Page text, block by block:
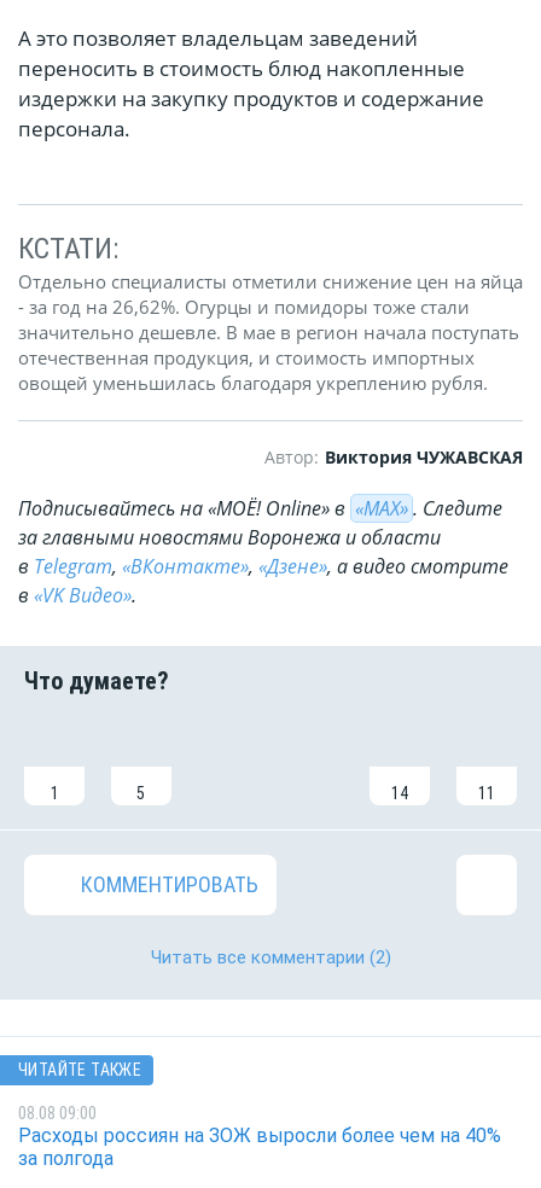
А это позволяет владельцам заведений
переносить в стоимость блюд накопленные
издержки на закупку продуктов и содержание
персонала.
КСТАТИ:
Отдельно специалисты отметили снижение цен на яйца
- за год на 26,62%. Огурцы и помидоры тоже стали
значительно дешевле. В мае в регион начала поступать
отечественная продукция, и стоимость импортных
овощей уменьшилась благодаря укреплению рубля.
Автор: Виктория ЧУЖАВСКАЯ
Подписывайтесь на «МОЁ! Online» в «МАХ». Cледите
за главными новостями Воронежа и области
в Telegram, «ВКонтакте», «Дзене», а видео смотрите
в «VK Видео».
1 5 14 11
КОММЕНТИРОВАТЬ
Читать все комментарии (2)
ЧИТАЙТЕ ТАКЖЕ
08.08 09:00
Расходы россиян на ЗОЖ выросли более чем на 40%
за полгода